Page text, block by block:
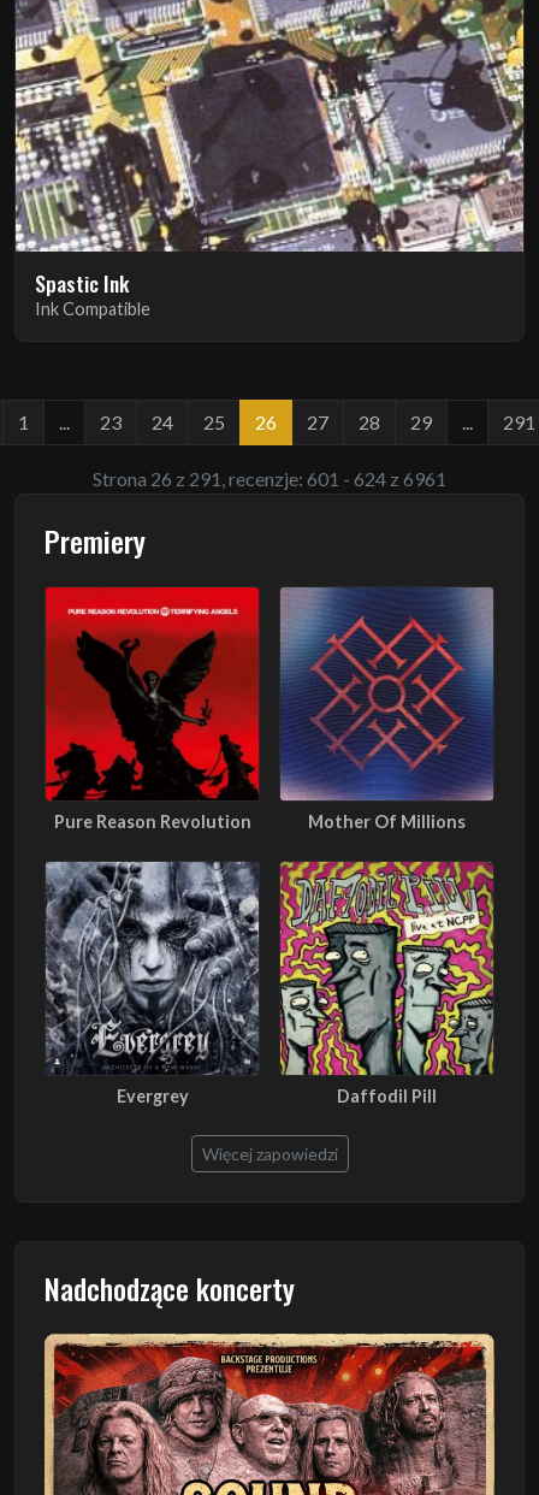
Spastic Ink
Ink Compatible
1 23 24 25 26 27 28 29 291
Strona 26 z 291, recenzje: 601 - 624 z 6961
Premiery
Pure Reason Revolution Mother Of Millions
Evergrey Daffodil Pill
Więcej zapowiedzi
Nadchodzące koncerty